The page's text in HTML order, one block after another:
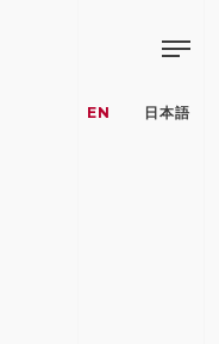
EN 日本語